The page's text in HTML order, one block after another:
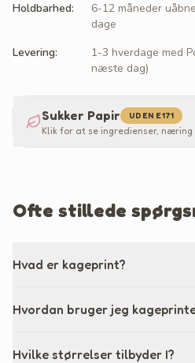
Holdbarhed:
6-12 måneder
dage
Levering:
1-3 hverdage med
næste dag)
Sukker Papir UDEN E171
Klik for at se ingredienser, næring
Ofte stillede
Hvad er kageprint?
Hvordan bruger jeg
Hvilke størrelser tilbyder I?